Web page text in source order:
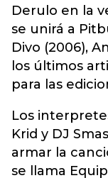
Derulo en la
se unirá a
Divo (2006),
los últimos
para las
Los
Krid y DJ
armar la
se llama